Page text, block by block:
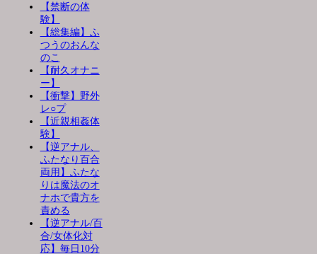
【禁断の体
験】
【総集編】ふ
つうのおんな
のこ
【耐久オナニ
ー】
【衝撃】野外
レ○プ
【近親相姦体
験】
【逆アナル、
ふたなり百合
両用】ふたな
りは魔法のオ
ナホで貴方を
責める
【逆アナル/百
合/女体化対
応】毎日10分